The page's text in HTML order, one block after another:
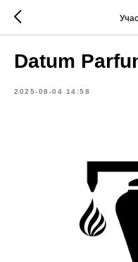
Datum
2025-08-04 14:58